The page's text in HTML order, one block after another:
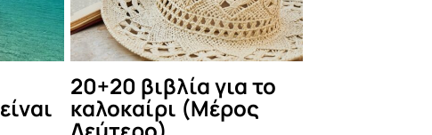
20+20 βιβλία για το
καλοκαίρι
July 21st, 2021
Ο Κώστας
σε δύο μοναδικές